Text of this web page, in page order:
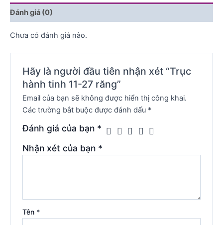
Đánh giá (0)
Chưa có đánh giá nào.
Hãy là người đầu tiên nhận xét “Trục
hành tinh 11-27 răng”
Email của bạn sẽ không được hiển thị công khai.
Các trường bắt buộc được đánh dấu *
Đánh giá của bạn *
Nhận xét của bạn *
Tên *